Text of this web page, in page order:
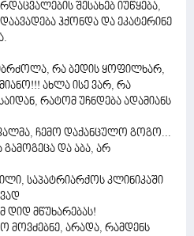
შესახებ იუწყება,
ჰქონდა და ეკატერინე
რა ბედის ყოფილხარ,
ახლა ისე ვარ, რა
რატომ უჩნდება ადამიანს
ჩემო დაქანცულო გოგო...
და აბა, არ
საპატრიარქოს კლინიკაში
დიდ მწუხარებას!
მოვძებნე, არადა, რამდენს